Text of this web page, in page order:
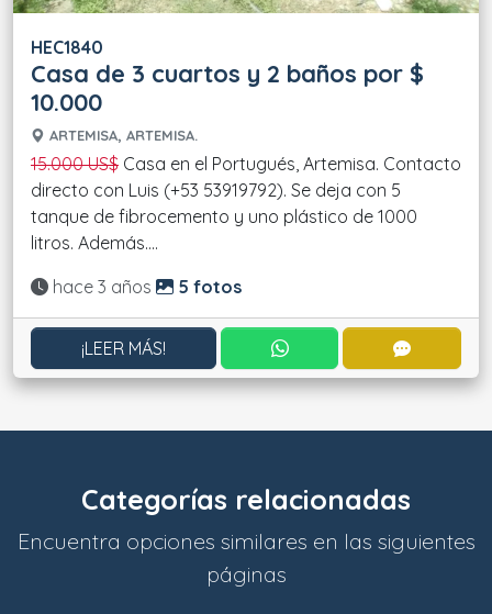
HEC1840
Casa de 3 cuartos y 2 baños por $
10.000
ARTEMISA, ARTEMISA.
15.000 US$ Casa en el Portugués, Artemisa. Contacto
directo con Luis (+53 53919792). Se deja con 5
tanque de fibrocemento y uno plástico de 1000
litros. Además....
Actualizado:
hace 3 años 5 fotos
¡LEER MÁS! CONTACTAR POR
Categorías relacionadas
Encuentra opciones similares en las siguientes
páginas